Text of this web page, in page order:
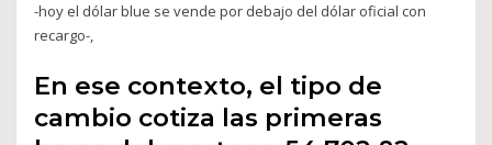
-hoy el dólar blue se vende por debajo del dólar oficial con
recargo-,
En ese contexto, el tipo de
cambio cotiza las primeras